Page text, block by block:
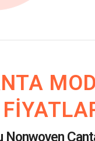
Nonwoven